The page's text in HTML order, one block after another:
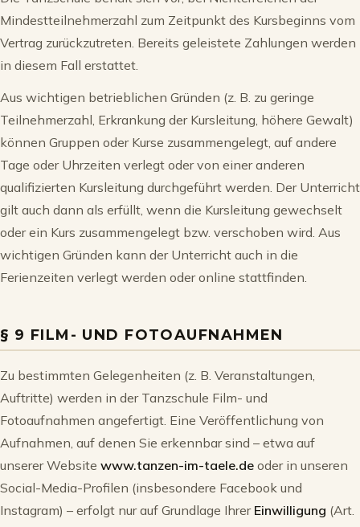
Mindestteilnehmerzahl zum Zeitpunkt des Kursbeginns vom
Vertrag zurückzutreten. Bereits geleistete Zahlungen werden
in diesem Fall erstattet.
Aus wichtigen betrieblichen Gründen (z. B. zu geringe
Teilnehmerzahl, Erkrankung der Kursleitung, höhere Gewalt)
können Gruppen oder Kurse zusammengelegt, auf andere
Tage oder Uhrzeiten verlegt oder von einer anderen
qualifizierten Kursleitung durchgeführt werden. Der Unterricht
gilt auch dann als erfüllt, wenn die Kursleitung gewechselt
oder ein Kurs zusammengelegt bzw. verschoben wird. Aus
wichtigen Gründen kann der Unterricht auch in die
Ferienzeiten verlegt werden oder online stattfinden.
§ 9 FILM- UND FOTOAUFNAHMEN
Zu bestimmten Gelegenheiten (z. B. Veranstaltungen,
Auftritte) werden in der Tanzschule Film- und
Fotoaufnahmen angefertigt. Eine Veröffentlichung von
Aufnahmen, auf denen Sie erkennbar sind – etwa auf
unserer Website www.tanzen-im-taele.de oder in unseren
Social-Media-Profilen (insbesondere Facebook und
Instagram) – erfolgt nur auf Grundlage Ihrer Einwilligung (Art.